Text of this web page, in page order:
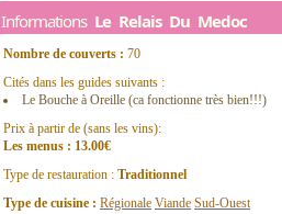
Informations Le Relais Du Medoc
Nombre de couverts : 70
Cités dans les guides suivants :
Le Bouche à Oreille (ca fonctionne très bien!!!)
Prix à partir de (sans les vins):
Les menus : 13.00€
Type de restauration : Traditionnel
Type de cuisine : Régionale Viande Sud-Ouest